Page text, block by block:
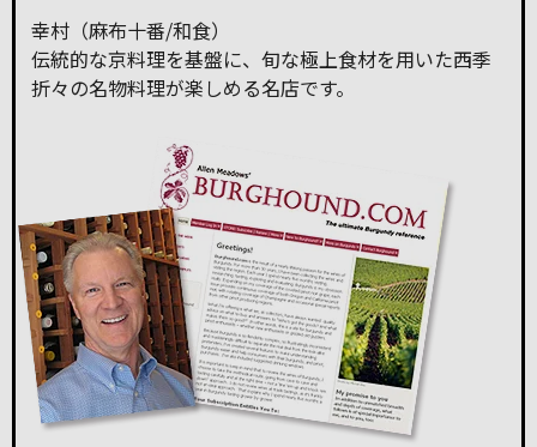
幸村（麻布十番/和食）
伝統的な京料理を基盤に、旬な極上食材を用いた西季
折々の名物料理が楽しめる名店です。